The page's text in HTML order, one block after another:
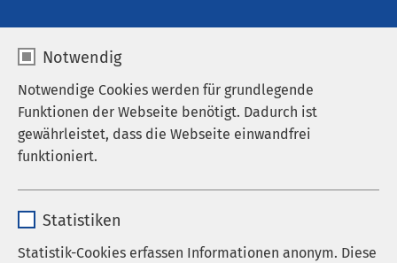
Notwendig
Notwendige Cookies werden für grundlegende
Funktionen der Webseite benötigt. Dadurch ist
gewährleistet, dass die Webseite einwandfrei
funktioniert.
Anbieter sgalinski
Statistiken
Statistik-Cookies erfassen Informationen anonym. Diese
Pressemitteilungen AMEOS Klinikum Schönebeck
08.09.2025 AMEOS Klinikum Schönebeck
Chefarzt geht in den
wohlverdienten Ruhestand